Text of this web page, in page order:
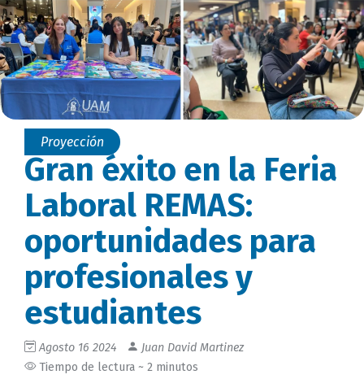
Proyección
Gran éxito en la Feria
Laboral REMAS:
oportunidades para
profesionales y
estudiantes
Agosto 16 2024
Juan David Martinez
Tiempo de lectura ~ 2 minutos